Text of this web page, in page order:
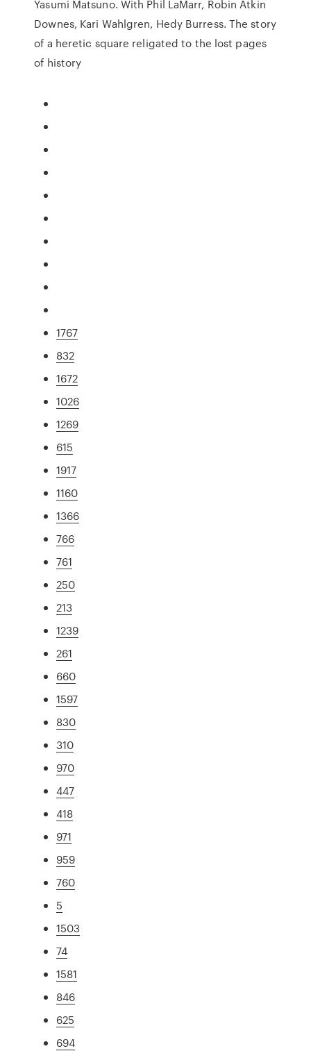
Yasumi Matsuno. With Phil LaMarr, Robin Atkin
Downes, Kari Wahlgren, Hedy Burress. The story
of a heretic square religated to the lost pages
of history
1767
832
1672
1026
1269
615
1917
1160
1366
766
761
250
213
1239
261
660
1597
830
310
970
447
418
971
959
760
5
1503
74
1581
846
625
694